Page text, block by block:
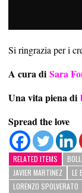
Si ringrazia per i
A cura di Sara
Una vita piena di
Spread the love
RELATED ITEMS
JAVIER MARTINEZ
LE
LORENZO SPOLVERATO